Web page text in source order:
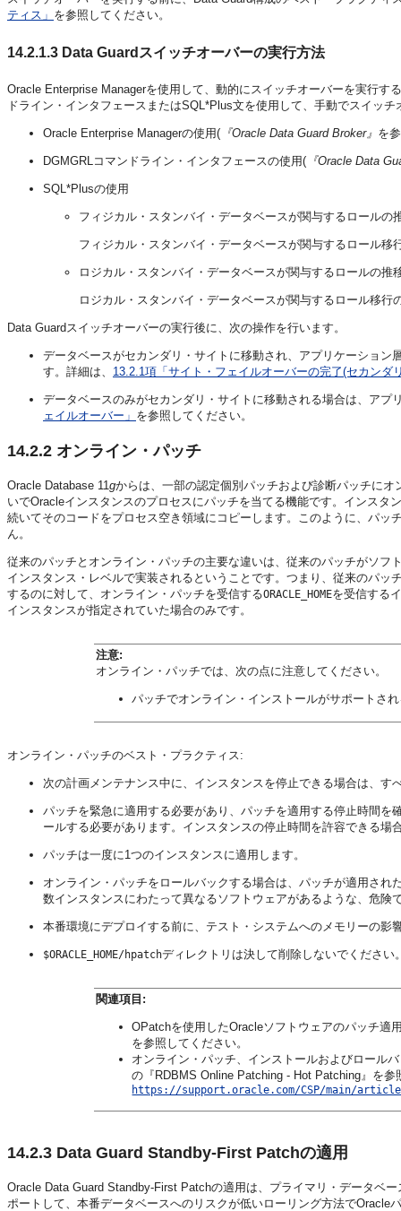
ティス」 を参照してください。
14.2.1.3 Data Guardスイッチオーバーの実行方法
Oracle Enterprise Managerを使用して、動的にスイッチオーバーを実行
ドライン・インタフェースまたはSQL*Plus文を使用して、手動でスイッ
Oracle Enterprise Managerの使用( 『Oracle Data Guard Broker』 を
DGMGRLコマンドライン・インタフェースの使用( 『Oracle Data
SQL*Plusの使用
フィジカル・スタンバイ・データベースが関与するロールの
フィジカル・スタンバイ・データベースが関与するロール移
ロジカル・スタンバイ・データベースが関与するロールの推
ロジカル・スタンバイ・データベースが関与するロール移行
Data Guardスイッチオーバーの実行後に、次の操作を行います。
データベースがセカンダリ・サイトに移動され、アプリケーショ
す。詳細は、 13.2.1項「サイト・フェイルオーバーの完了(セカンダ
データベースのみがセカンダリ・サイトに移動される場合は、ア
ェイルオーバー」 を参照してください。
14.2.2 オンライン・パッチ
Oracle Database 11gからは、一部の認定個別パッチおよび診断パッチに
いでOracleインスタンスのプロセスにパッチを当てる機能です。インス
続いてそのコードをプロセス空き領域にコピーします。このように、パ
ん。
従来のパッチとオンライン・パッチの主要な違いは、従来のパッチがソ
インスタンス・レベルで実装されるということです。つまり、従来のパッ
するのに対して、オンライン・パッチを受信するORACLE_HOMEを受信する
インスタンスが指定されていた場合のみです。
注意:
オンライン・パッチでは、次の点に注意してください。
パッチでオンライン・インストールがサポートさ
オンライン・パッチのベスト・プラクティス:
次の計画メンテナンス中に、インスタンスを停止できる場合は、
パッチを緊急に適用する必要があり、パッチを適用する停止時間
ールする必要があります。インスタンスの停止時間を許容できる
パッチは一度に1つのインスタンスに適用します。
オンライン・パッチをロールバックする場合は、パッチが適用さ
数インスタンスにわたって異なるソフトウェアがあるような、危険
本番環境にデプロイする前に、テスト・システムへのメモリーの影
$ORACLE_HOME/hpatchディレクトリは決して削除しないでください
関連項目:
OPatchを使用したOracleソフトウェアのパッチ適
を参照してください。
オンライン・パッチ、インストールおよびロール
の『RDBMS Online Patching - Hot Patching』を参
https://support.oracle.com/CSP/main/
14.2.3 Data Guard Standby-First Patchの適用
Oracle Data Guard Standby-First Patchの適用は、プライマリ・データベ
ポートして、本番データベースへのリスクが低いローリング方法で